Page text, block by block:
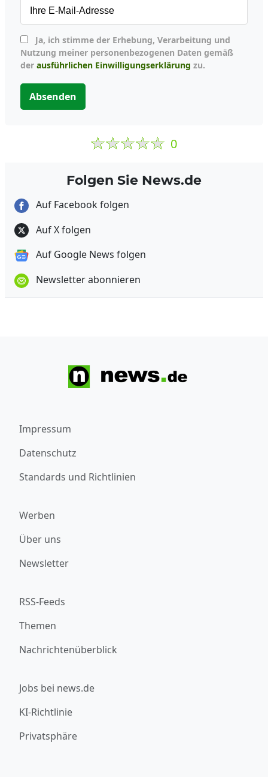
Nutzung meiner personenbezogenen Daten gemäß
der ausführlichen Einwilligungserklärung zu.
Absenden
0
Folgen Sie News.de
Auf Facebook folgen
Auf X folgen
Auf Google News folgen
Newsletter abonnieren
Impressum
Datenschutz
Standards und Richtlinien
Werben
Über uns
Newsletter
RSS-Feeds
Themen
Nachrichtenüberblick
Jobs bei news.de
KI-Richtlinie
Privatsphäre